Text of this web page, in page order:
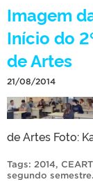
Imagem
Início do
de Artes
21/08/2014
de Artes Foto:
Tags: 2014,
segundo semestre.